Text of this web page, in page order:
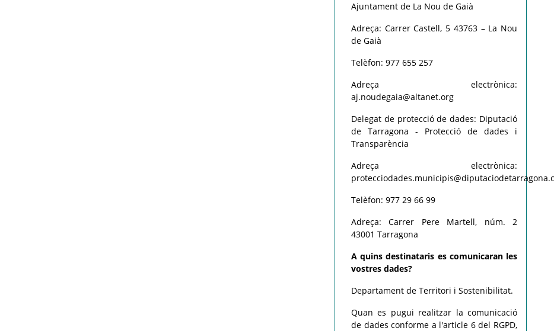
Ajuntament de La Nou de Gaià
Adreça: Carrer Castell, 5 43763 – La Nou
de Gaià
Telèfon: 977 655 257
Adreça electrònica:
aj.noudegaia@altanet.org
Delegat de protecció de dades: Diputació
de Tarragona - Protecció de dades i
Transparència
Adreça electrònica:
Telèfon: 977 29 66 99
Adreça: Carrer Pere Martell, núm. 2
43001 Tarragona
A quins destinataris es comunicaran les
vostres dades?
Departament de Territori i Sostenibilitat.
Quan es pugui realitzar la comunicació
de dades conforme a l'article 6 del RGPD,